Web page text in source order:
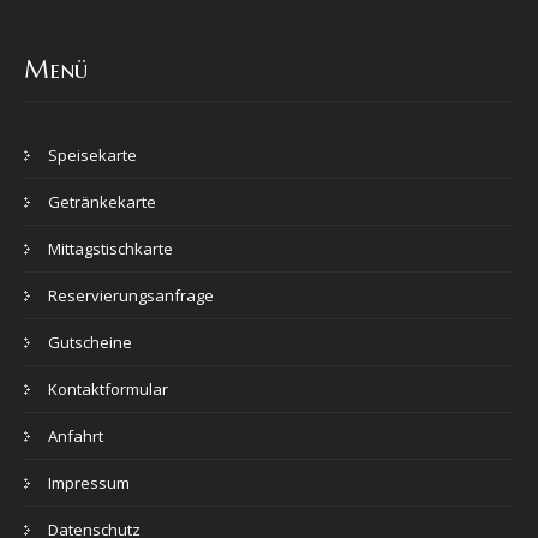
Menü
Speisekarte
Getränkekarte
Mittagstischkarte
Reservierungsanfrage
Gutscheine
Kontaktformular
Anfahrt
Impressum
Datenschutz